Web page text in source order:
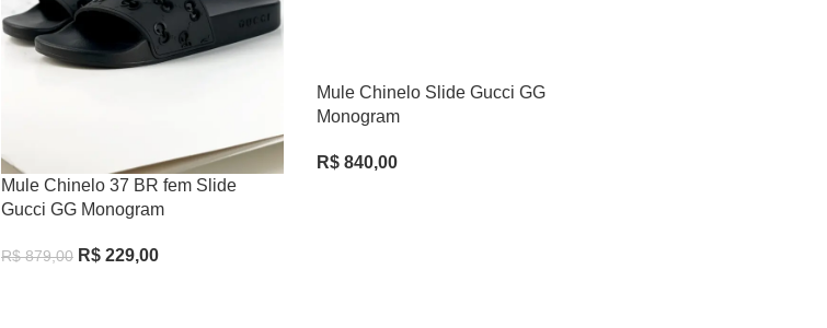
Mule Chinelo 37 BR fem Slide
Gucci GG Monogram
R$879,00 R$ 229,00
Mule Chinelo Slide Gucci GG
Monogram
R$840,00